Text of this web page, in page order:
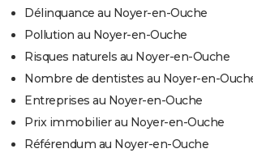
Délinquance au Noyer-en-Ouche
Pollution au Noyer-en-Ouche
Risques naturels au Noyer-en-Ouche
Nombre de dentistes au Noyer-en-
Entreprises au Noyer-en-Ouche
Prix immobilier au Noyer-en-Ouche
Référendum au Noyer-en-Ouche